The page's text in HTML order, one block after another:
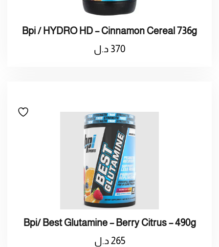
Bpi / HYDRO HD – Cinnamon Cereal 736g
370 د.ل
Bpi/ Best Glutamine – Berry Citrus – 490g
265 د.ل